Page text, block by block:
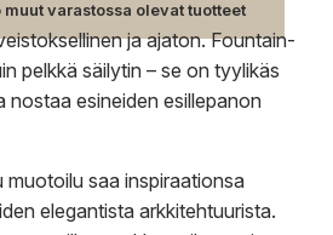
varastossa olevat tuotteet
ja ajaton. Fountain-
pelkkä säilytin – se on tyylikäs
nostaa esineiden esillepanon
saa inspiraationsa
elegantista arkkitehtuurista.